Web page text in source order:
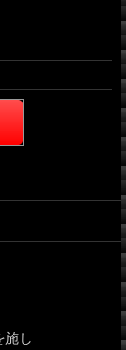
施し